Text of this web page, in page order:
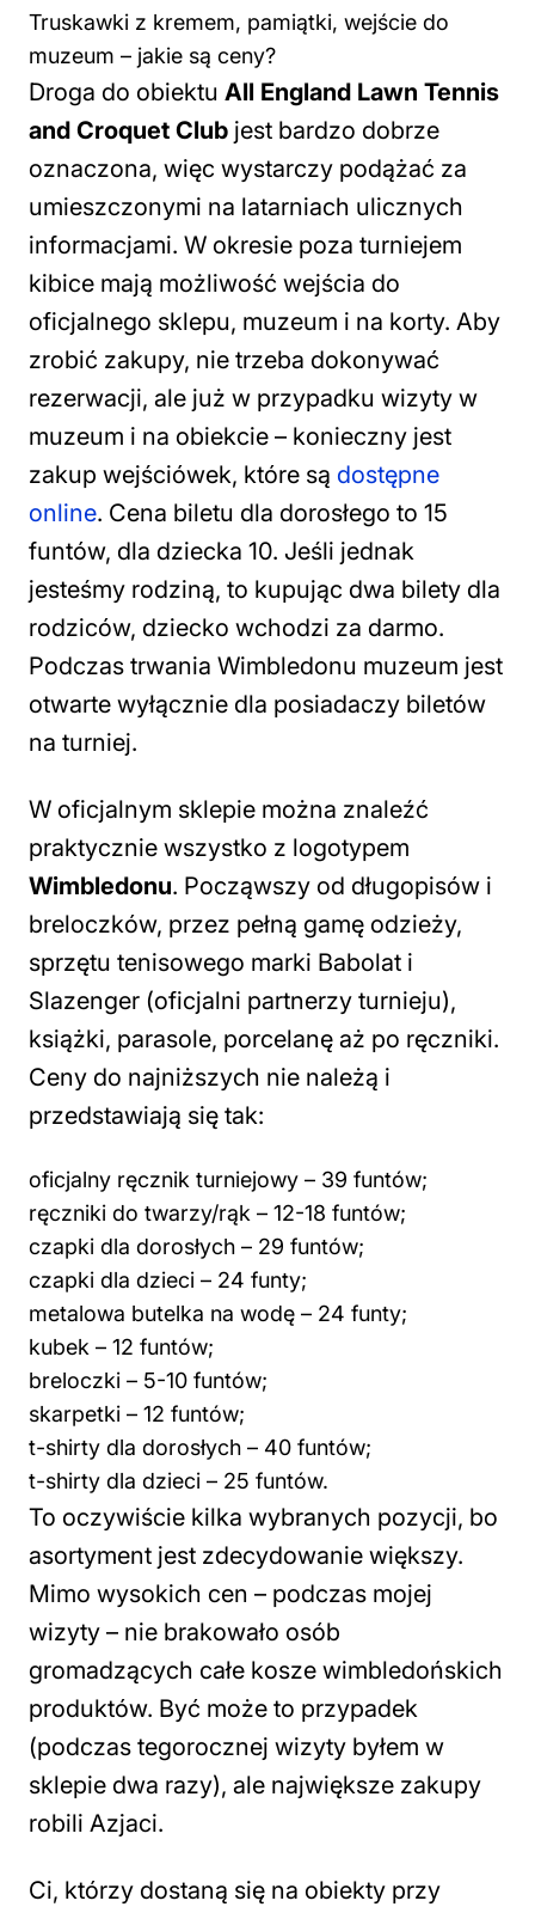
Truskawki z kremem, pamiątki, wejście do
muzeum – jakie są ceny?
Droga do obiektu All England Lawn Tennis
and Croquet Club jest bardzo dobrze
oznaczona, więc wystarczy podążać za
umieszczonymi na latarniach ulicznych
informacjami. W okresie poza turniejem
kibice mają możliwość wejścia do
oficjalnego sklepu, muzeum i na korty. Aby
zrobić zakupy, nie trzeba dokonywać
rezerwacji, ale już w przypadku wizyty w
muzeum i na obiekcie – konieczny jest
zakup wejściówek, które są dostępne
online. Cena biletu dla dorosłego to 15
funtów, dla dziecka 10. Jeśli jednak
jesteśmy rodziną, to kupując dwa bilety dla
rodziców, dziecko wchodzi za darmo.
Podczas trwania Wimbledonu muzeum jest
otwarte wyłącznie dla posiadaczy biletów
na turniej.
W oficjalnym sklepie można znaleźć
praktycznie wszystko z logotypem
Wimbledonu. Począwszy od długopisów i
breloczków, przez pełną gamę odzieży,
sprzętu tenisowego marki Babolat i
Slazenger (oficjalni partnerzy turnieju),
książki, parasole, porcelanę aż po ręczniki.
Ceny do najniższych nie należą i
przedstawiają się tak:
oficjalny ręcznik turniejowy – 39 funtów;
ręczniki do twarzy/rąk – 12-18 funtów;
czapki dla dorosłych – 29 funtów;
czapki dla dzieci – 24 funty;
metalowa butelka na wodę – 24 funty;
kubek – 12 funtów;
breloczki – 5-10 funtów;
skarpetki – 12 funtów;
t-shirty dla dorosłych – 40 funtów;
t-shirty dla dzieci – 25 funtów.
To oczywiście kilka wybranych pozycji, bo
asortyment jest zdecydowanie większy.
Mimo wysokich cen – podczas mojej
wizyty – nie brakowało osób
gromadzących całe kosze wimbledońskich
produktów. Być może to przypadek
(podczas tegorocznej wizyty byłem w
sklepie dwa razy), ale największe zakupy
robili Azjaci.
Ci, którzy dostaną się na obiekty przy